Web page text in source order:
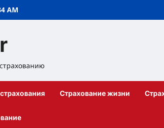
AM
Страхование жизни